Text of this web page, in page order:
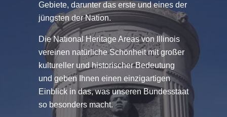
Gebiete, darunter das erste und eines der
jüngsten der Nation.
Die National Heritage Areas von Illinois
vereinen natürliche Schönheit mit großer
kultureller und historischer Bedeutung
und geben Ihnen einen einzigartigen
Einblick in das, was unseren Bundesstaat
so besonders macht.